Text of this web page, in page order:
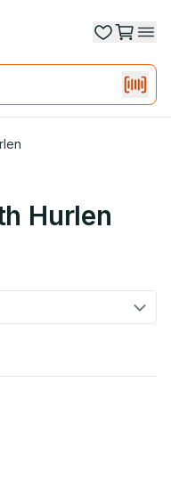
Hurlen